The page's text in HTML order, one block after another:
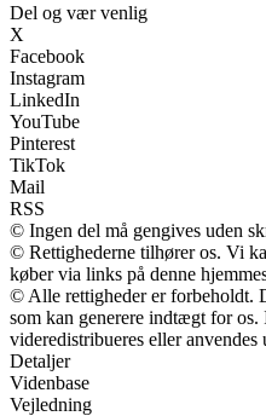
Del og vær venlig
X
Facebook
Instagram
LinkedIn
YouTube
Pinterest
TikTok
Mail
RSS
© Ingen del må gengives uden
© Rettighederne tilhører os. Vi
køber via links på denne
© Alle rettigheder er forbeholdt.
som kan generere indtægt for
videredistribueres eller anvendes
Detaljer
Videnbase
Vejledning